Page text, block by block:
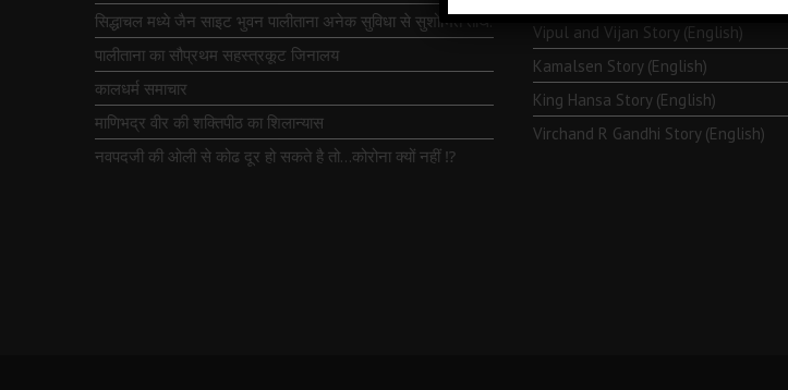
सिद्धाचल मध्ये जैन साइट भुवन पालीताना अनेक सुविधा से सुशोभित तीर्थ.
पालीताना का सौप्रथम सहस्त्रकूट जिनालय
कालधर्म समाचार
माणिभद्र वीर की शक्तिपीठ का शिलान्यास
नवपदजी की ओली से कोढ दूर हो सकते है तो…कोरोना क्यों नहीं ⁉️
Vipul and Vijan Story (English)
Kamalsen Story (English)
King Hansa Story (English)
Virchand R Gandhi Story (English)